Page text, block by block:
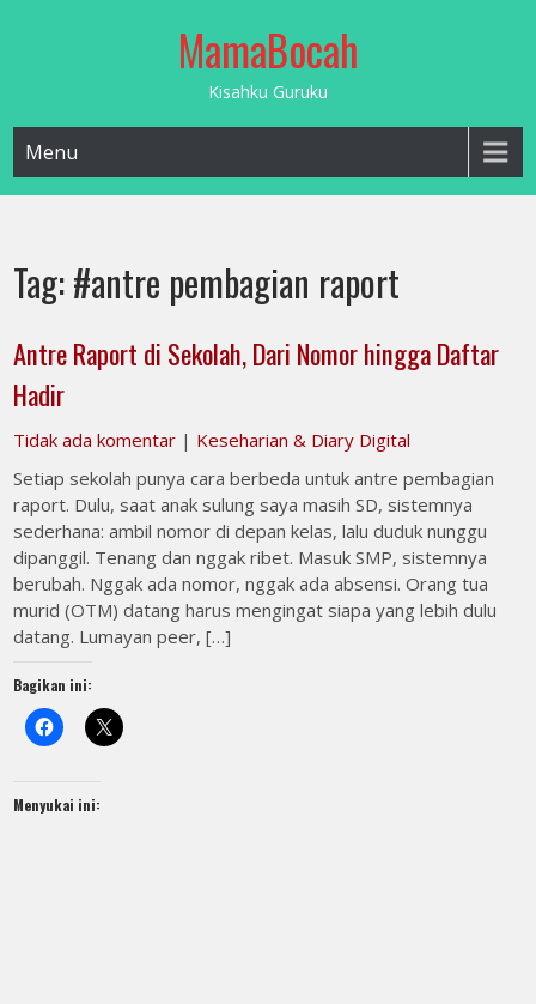
MamaBocah
Kisahku Guruku
Menu
Tag:#antre pembagian raport
Antre Raport di Sekolah, Dari Nomor hingga Daftar
Hadir
Tidak ada komentar | Keseharian & Diary Digital
Setiap sekolah punya cara berbeda untuk antre pembagian
raport. Dulu, saat anak sulung saya masih SD, sistemnya
sederhana: ambil nomor di depan kelas, lalu duduk nunggu
dipanggil. Tenang dan nggak ribet. Masuk SMP, sistemnya
berubah. Nggak ada nomor, nggak ada absensi. Orang tua
murid (OTM) datang harus mengingat siapa yang lebih dulu
datang. Lumayan peer, […]
Bagikan ini:
Menyukai ini: